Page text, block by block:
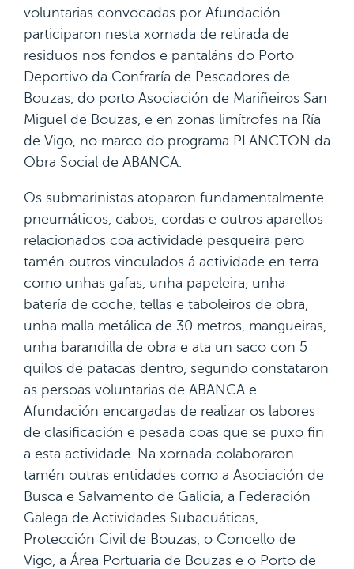
voluntarias convocadas por Afundación
participaron nesta xornada de retirada de
residuos nos fondos e pantaláns do Porto
Deportivo da Confraría de Pescadores de
Bouzas, do porto Asociación de Mariñeiros San
Miguel de Bouzas, e en zonas limítrofes na Ría
de Vigo, no marco do programa PLANCTON da
Obra Social de ABANCA.
Os submarinistas atoparon fundamentalmente
pneumáticos, cabos, cordas e outros aparellos
relacionados coa actividade pesqueira pero
tamén outros vinculados á actividade en terra
como unhas gafas, unha papeleira, unha
batería de coche, tellas e taboleiros de obra,
unha malla metálica de 30 metros, mangueiras,
unha barandilla de obra e ata un saco con 5
quilos de patacas dentro, segundo constataron
as persoas voluntarias de ABANCA e
Afundación encargadas de realizar os labores
de clasificación e pesada coas que se puxo fin
a esta actividade. Na xornada colaboraron
tamén outras entidades como a Asociación de
Busca e Salvamento de Galicia, a Federación
Galega de Actividades Subacuáticas,
Protección Civil de Bouzas, o Concello de
Vigo, a Área Portuaria de Bouzas e o Porto de